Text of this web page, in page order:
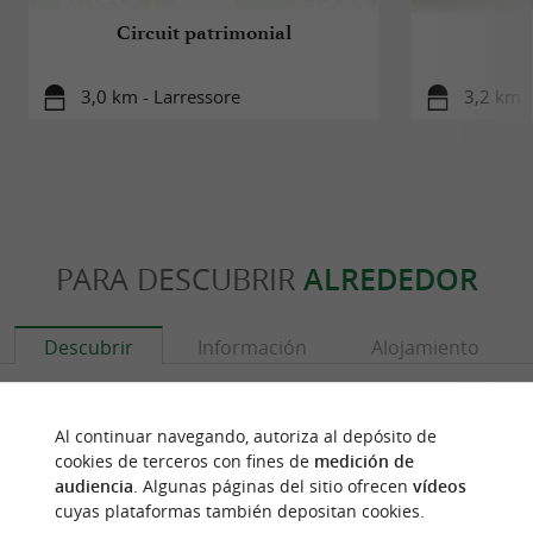
Circuit patrimonial
3,0 km - Larressore 3,2 km
PARA DESCUBRIR ALREDEDOR
Descubrir Información Alojamiento
Al continuar navegando, autoriza al depósito de
cookies de terceros con fines de medición de
audiencia . Algunas páginas del sitio ofrecen vídeos
cuyas plataformas también depositan cookies.